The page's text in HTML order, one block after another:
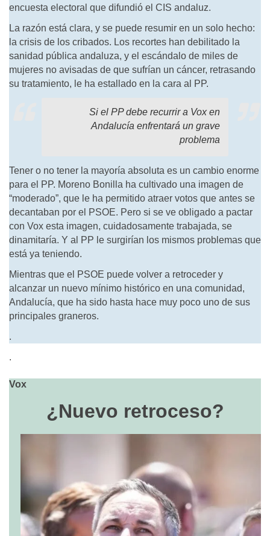
encuesta electoral que difundió el CIS andaluz.
La razón está clara, y se puede resumir en un solo hecho:
la crisis de los cribados. Los recortes han debilitado la
sanidad pública andaluza, y el escándalo de miles de
mujeres no avisadas de que sufrían un cáncer, retrasando
su tratamiento, le ha estallado en la cara al PP.
Si el PP debe recurrir a Vox en
Andalucía enfrentará un grave
problema
Tener o no tener la mayoría absoluta es un cambio enorme
para el PP. Moreno Bonilla ha cultivado una imagen de
“moderado”, que le ha permitido atraer votos que antes se
decantaban por el PSOE. Pero si se ve obligado a pactar
con Vox esta imagen, cuidadosamente trabajada, se
dinamitaría. Y al PP le surgirían los mismos problemas que
está ya teniendo.
Mientras que el PSOE puede volver a retroceder y
alcanzar un nuevo mínimo histórico en una comunidad,
Andalucía, que ha sido hasta hace muy poco uno de sus
principales graneros.
.
.
Vox
¿Nuevo retroceso?